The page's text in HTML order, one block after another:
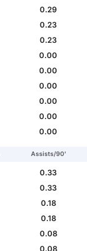
0.29
0.23
0.23
0.00
0.00
0.00
0.00
0.00
0.00
Assists/90'
0.33
0.33
0.18
0.18
0.08
0.08